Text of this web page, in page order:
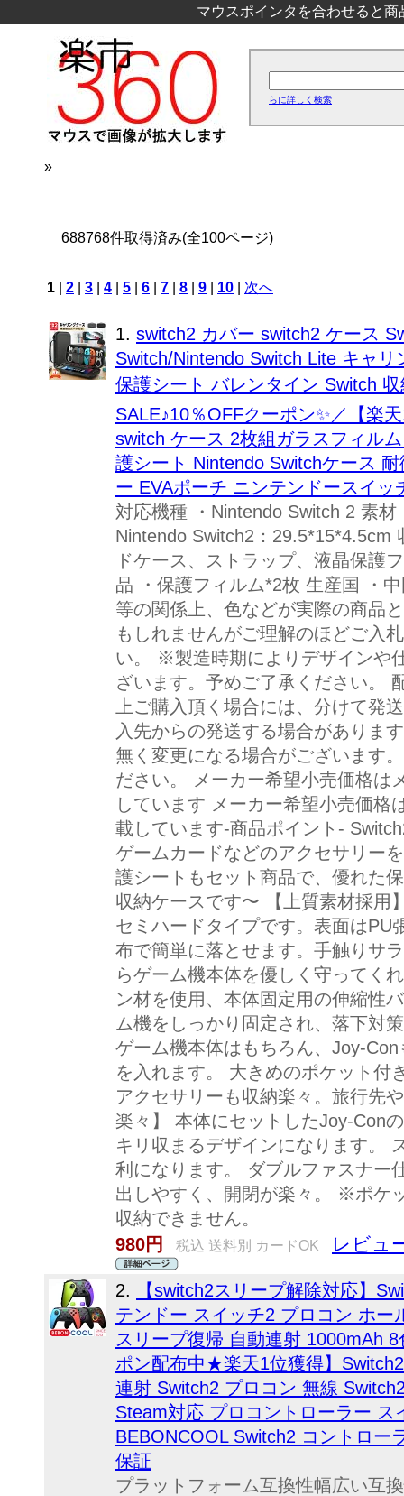
マウスポインタを合わせると
らに詳しく検索
»
688768件取得済み(全100ページ)
1 2 3 4 5 6 7 8 9 10 次へ
1. switch2 カバー switch2 ケース
Switch/Nintendo Switch Lite キャ
保護シート バレンタイン Switch
SALE♪10％OFFクーポン✨／【楽
switch ケース 2枚組ガラスフィル
護シート Nintendo Switchケース
ー EVAポーチ ニンテンドースイッ
対応機種 ・Nintendo Switch 2 素
Nintendo Switch2：29.5*15*4.5cm
ドケース、ストラップ、液晶保護
品 ・保護フィルム*2枚 生産国 ・
等の関係上、色などが実際の商品
もしれませんがご理解のほどご入
い。 ※製造時期によりデザインや
ざいます。予めご了承ください。
上ご購入頂く場合には、分けて
入先からの発送する場合がありま
無く変更になる場合がございます
ださい。 メーカー希望小売価格は
しています メーカー希望小売価格
載しています-商品ポイント-
ゲームカードなどのアクセサリー
護シートもセット商品で、優れた
収納ケースです〜 【上質素材採用
セミハードタイプです。表面はPU
布で簡単に落とせます。手触りサ
らゲーム機本体を優しく守ってく
ン材を使用、本体固定用の伸縮性
ム機をしっかり固定され、落下対
ゲーム機本体はもちろん、Joy-
を入れます。 大きめのポケット付
アクセサリーも収納楽々。旅行先
楽々】 本体にセットしたJoy-Con
キリ収まるデザインになります。
利になります。 ダブルファスナー
出しやすく、開閉が楽々。 ※ポケ
収納できません。
980円
税込 送料別 カードOK レビュ
2.
【switch2スリープ解除対応】
テンドー スイッチ2 プロコン ホ
スリープ復帰 自動連射 1000mAh
ポン配布中★楽天1位獲得】
連射 Switch2 プロコン 無線
Steam対応 プロコントローラー ス
BEBONCOOL Switch2 コントロー
保証
プラットフォーム互換性幅広い互